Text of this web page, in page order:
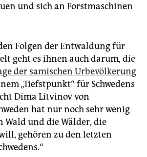
und sich an Forstmaschinen
Folgen der Entwaldung für
geht es ihnen auch darum, die
der samischen Urbevölkerung
„Tiefstpunkt“ für Schwedens
Dima Litvinov von
hat nur noch sehr wenig
und die Wälder, die
gehören zu den letzten